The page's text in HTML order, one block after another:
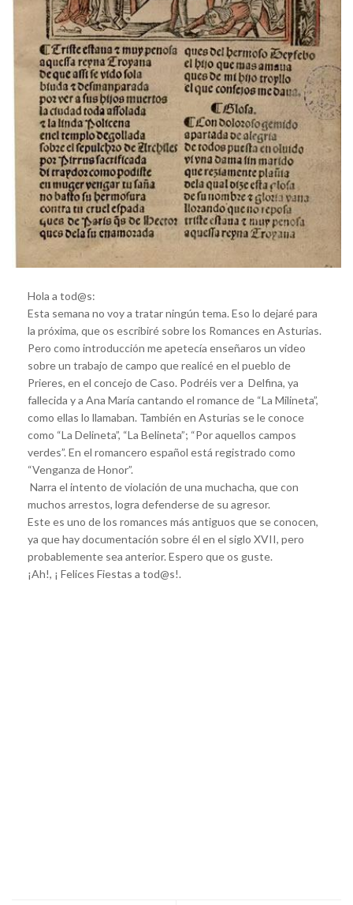
Hola a tod@s:
Esta semana no voy a tratar ningún tema. Eso lo dejaré para
la próxima, que os escribiré sobre los Romances en Asturias.
Pero como introducción me apetecía enseñaros un video
sobre un trabajo de campo que realicé en el pueblo de
Prieres, en el concejo de Caso. Podréis ver a Delfina, ya
fallecida y a Ana María cantando el romance de “La Milineta”,
como ellas lo llamaban. También en Asturias se le conoce
como “La Delineta”, “La Belineta”; “Por aquellos campos
verdes”. En el romancero español está registrado como
“Venganza de Honor”.
Narra el intento de violación de una muchacha, que con
muchos arrestos, logra defenderse de su agresor.
Este es uno de los romances más antiguos que se conocen,
ya que hay documentación sobre él en el siglo XVII, pero
probablemente sea anterior. Espero que os guste.
¡Ah!, ¡ Felices Fiestas a tod@s!.